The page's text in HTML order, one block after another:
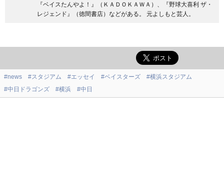
『ベイスたんやよ！』（ＫＡＤＯＫＡＷＡ）、『野球大喜利 ザ・
レジェンド』（徳間書店）などがある。 元よしもと芸人。
#news #スタジアム #エッセイ #ベイスターズ
#横浜スタジアム
#中日ドラゴンズ
#横浜 #中日